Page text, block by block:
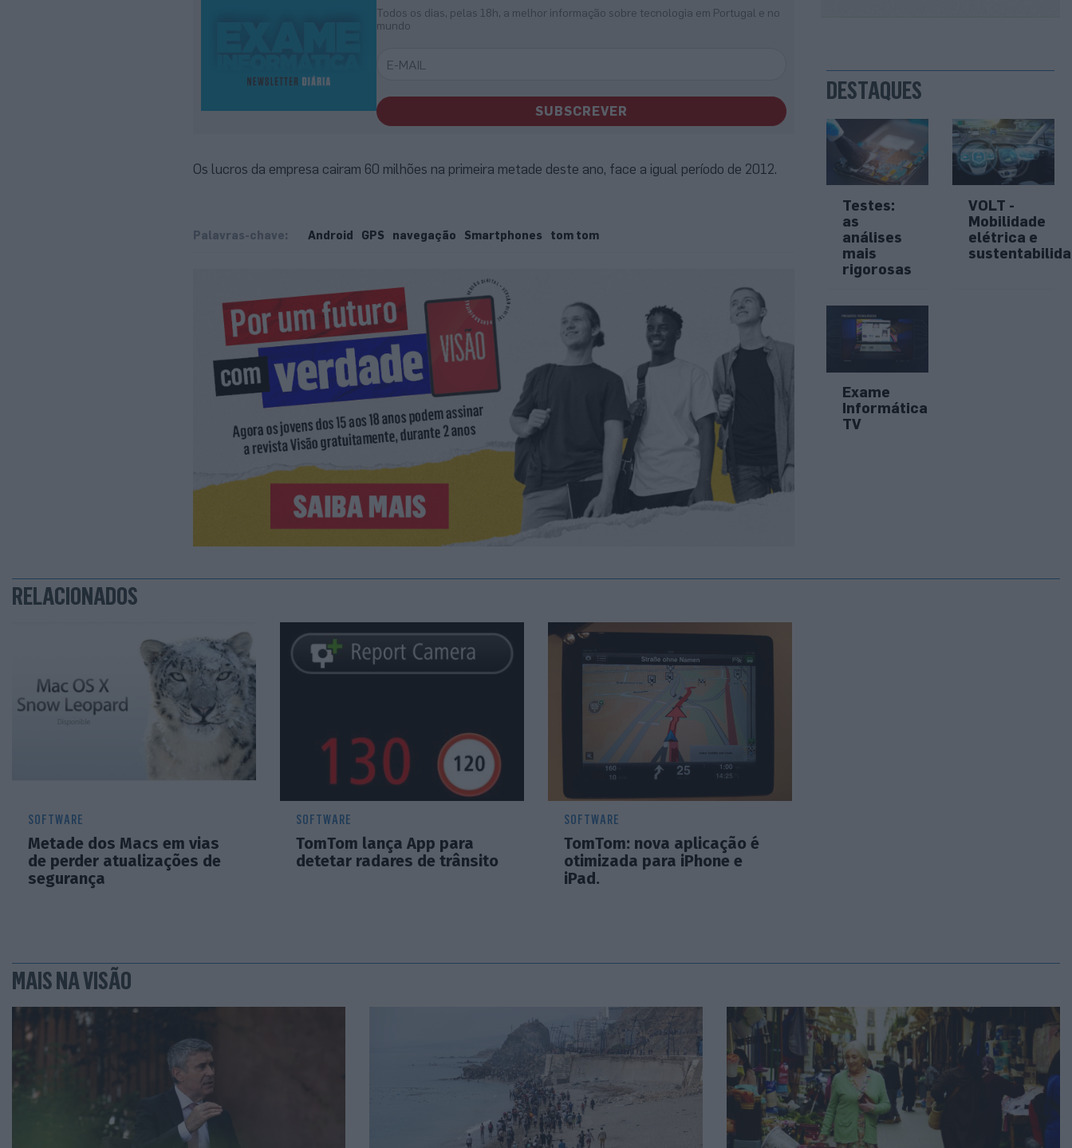
Todos os dias, pelas 18h, a melhor informação sobre tecnologia em Portugal e no
mundo
SUBSCREVER
Os lucros da empresa cairam 60 milhões na primeira metade deste ano, face a igual período de 2012.
Palavras-chave: Android GPS navegação Smartphones tom tom
DESTAQUES
Testes:
as
análises
mais
rigorosas
VOLT -
Mobilidade
elétrica e
Exame
Informática
TV
RELACIONADOS
SOFTWARE
Metade dos Macs em vias
de perder atualizações de
segurança
SOFTWARE
TomTom lança App para
detetar radares de trânsito
SOFTWARE
TomTom: nova aplicação é
otimizada para iPhone e
iPad.
MAIS NA VISÃO